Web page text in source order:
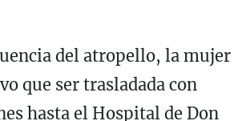
del atropello, la mujer
que ser trasladada con
hasta el Hospital de Don